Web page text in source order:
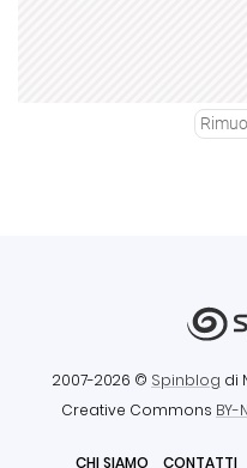
2007-2026 © Spinblog di
Creative Commons BY-
CHI SIAMO CONTATTI